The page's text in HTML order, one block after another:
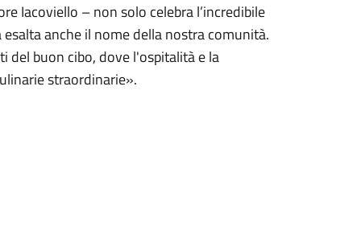
Iacoviello – non solo celebra l’incredibile
anche il nome della nostra comunità.
del buon cibo, dove l'ospitalità e la
straordinarie».